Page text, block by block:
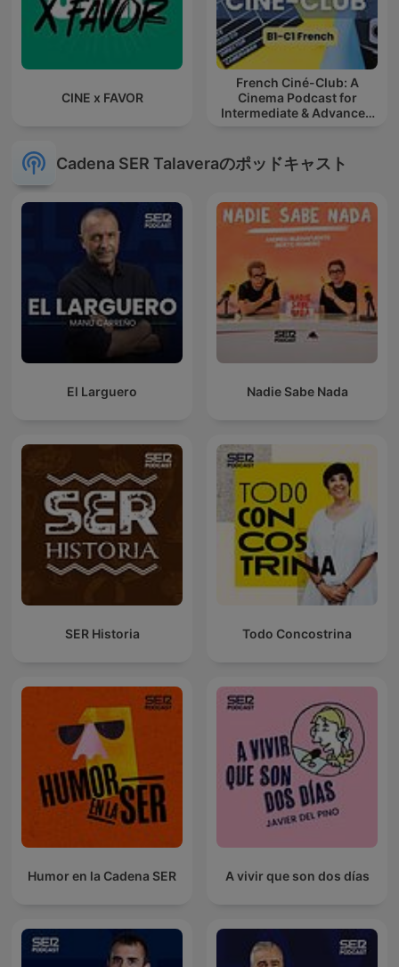
CINE x FAVOR
French Ciné-Club: A
Cinema Podcast for
Intermediate & Advanced
Cadena SER Talaveraのポッドキャスト
El Larguero Nadie Sabe Nada
SER Historia Todo Concostrina
Humor en la Cadena SER A vivir que son dos días